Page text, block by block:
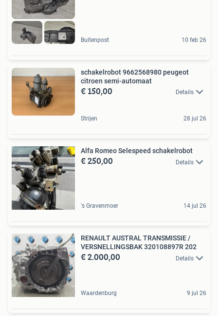
Buitenpost 10 feb 26
schakelrobot 9662568980 peugeot
citroen semi-automaat
€ 150,00 Details
Strijen 28 jul 26
Alfa Romeo Selespeed schakelrobot
€ 250,00 Details
's Gravenmoer 14 jul 26
RENAULT AUSTRAL TRANSMISSIE /
VERSNELLINGSBAK 320108897R 202
€ 2.000,00 Details
Waardenburg 9 jul 26